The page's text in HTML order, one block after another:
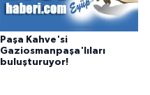
Paşa Kahve'si
Gaziosmanpaşa'lıları
buluşturuyor!